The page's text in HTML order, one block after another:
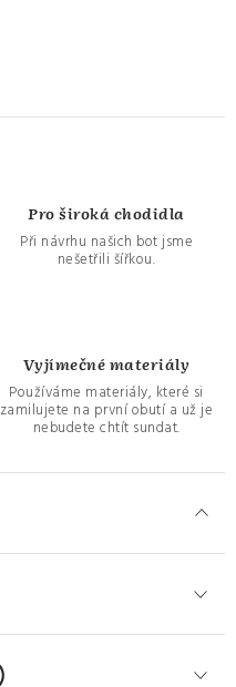
Pro široká chodidla
Při návrhu našich bot jsme
nešetřili šířkou.
Vyjímečné materiály
Používáme materiály, které si
zamilujete na první obutí a už je
nebudete chtít sundat.